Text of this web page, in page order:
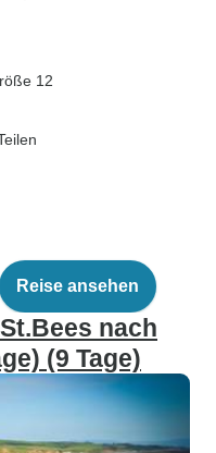
12
Reise ansehen
nach
(9 Tage)